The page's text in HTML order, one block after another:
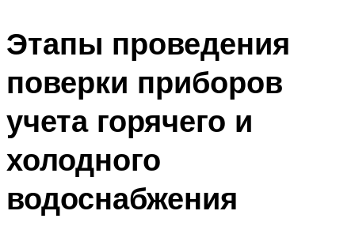
Этапы проведения
поверки приборов
учета горячего и
холодного
водоснабжения